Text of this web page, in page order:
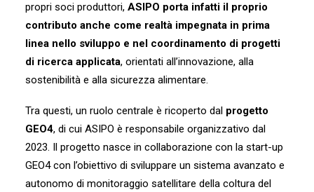
propri soci produttori, ASIPO porta infatti il proprio
contributo anche come realtà impegnata in prima
linea nello sviluppo e nel coordinamento di progetti
di ricerca applicata, orientati all’innovazione, alla
sostenibilità e alla sicurezza alimentare.
Tra questi, un ruolo centrale è ricoperto dal progetto
GEO4, di cui ASIPO è responsabile organizzativo dal
2023. Il progetto nasce in collaborazione con la start-up
GEO4 con l’obiettivo di sviluppare un sistema avanzato e
autonomo di monitoraggio satellitare della coltura del